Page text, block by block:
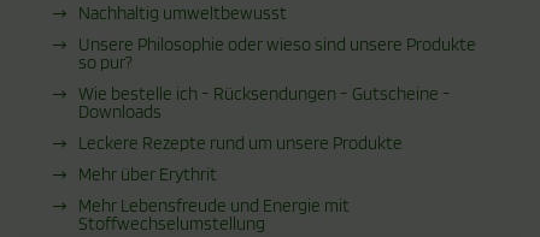
Nachhaltig umweltbewusst
Unsere Philosophie oder wieso sind unsere Produkte
so pur?
Wie bestelle ich - Rücksendungen - Gutscheine -
Downloads
Leckere Rezepte rund um unsere Produkte
Mehr über Erythrit
Mehr Lebensfreude und Energie mit
Stoffwechselumstellung